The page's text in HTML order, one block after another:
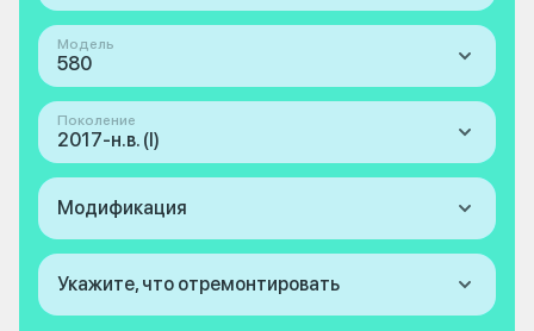
Модель
580
Поколение
2017-н.в. (I)
Модификация
Укажите, что отремонтировать